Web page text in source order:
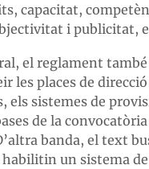
capacitat,
i publicitat,
el reglament
les places de direcció
els sistemes de
de la
banda, el text
un sistema